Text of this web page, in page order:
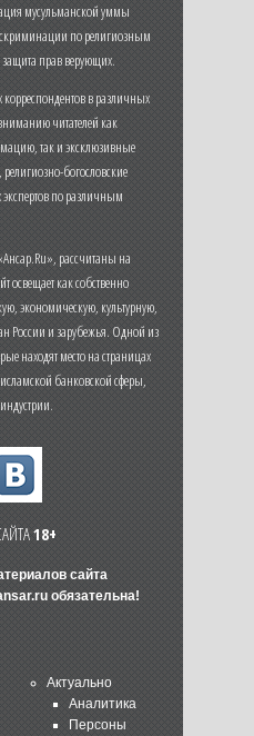
мусульманской уммы
по религиозным
прав верующих.
в различных
читателей как
так и эксклюзивные
богословские
по различным
рассчитаны на
освещает как собственно
экономическую, культурную,
России и зарубежья. Одной из
находят место на страницах
банковской сферы,
18+
сайта
обязательна!
Актуально
Аналитика
Персоны